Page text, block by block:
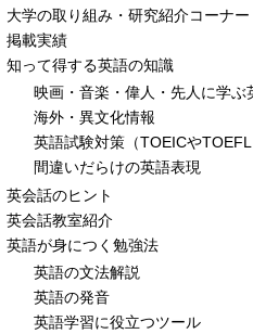
大学の取り組み・研究紹介コーナー
掲載実績
知って得する英語の知識
映画・音楽・偉人・先人に学ぶ
海外・異文化情報
英語試験対策（TOEICやTOEFL
間違いだらけの英語表現
英会話のヒント
英会話教室紹介
英語が身につく勉強法
英語の文法解説
英語の発音
英語学習に役立つツール